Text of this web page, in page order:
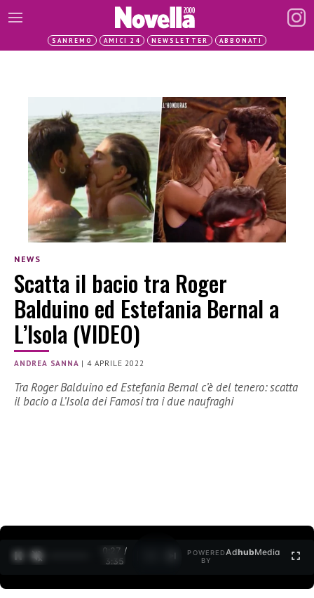
SANREMO AMICI 24 NEWSLETTER ABBONATI
NEWS
Scatta il bacio tra Roger
Balduino ed Estefania Bernal a
L’Isola (VIDEO)
ANDREA SANNA |4 APRILE 2022
Tra Roger Balduino ed Estefania Bernal c’è del tenero: scatta
il bacio a L’Isola dei Famosi tra i due naufraghi
0:28 /
3:35
POWERED
BY
AdhubMedia